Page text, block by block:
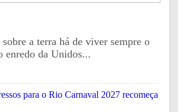
a terra há de viver sempre o
enredo da Unidos...